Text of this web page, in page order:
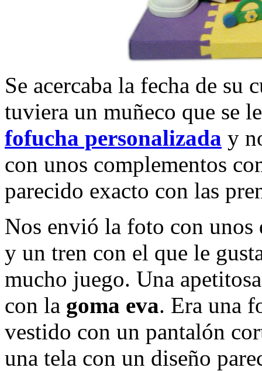
Se acercaba la fecha de su
tuviera un muñeco que se
fofucha personalizada y
con unos complementos
parecido exacto con las
Nos envió la foto con unos
y un tren con el que le
mucho juego. Una
con la goma eva. Era una
vestido con un pantalón
una tela con un diseño